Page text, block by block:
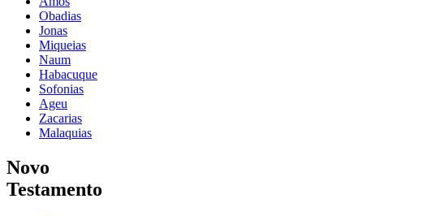
Obadias
Jonas
Miqueias
Naum
Habacuque
Sofonias
Ageu
Zacarias
Malaquias
Novo
Testamento